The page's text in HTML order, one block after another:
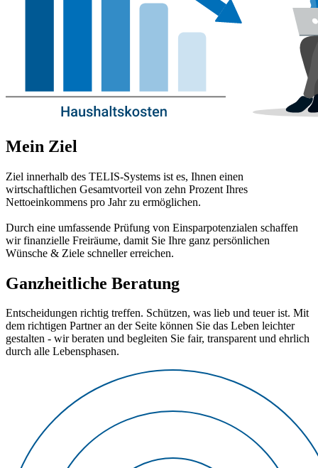
Mein Ziel
Ziel innerhalb des TELIS-Systems ist es, Ihnen einen
wirtschaftlichen Gesamtvorteil von zehn Prozent Ihres
Nettoeinkommens pro Jahr zu ermöglichen.
Durch eine umfassende Prüfung von Einsparpotenzialen schaffen
wir finanzielle Freiräume, damit Sie Ihre ganz persönlichen
Wünsche & Ziele schneller erreichen.
Ganzheitliche Beratung
Entscheidungen richtig treffen. Schützen, was lieb und teuer ist. Mit
dem richtigen Partner an der Seite können Sie das Leben leichter
gestalten - wir beraten und begleiten Sie fair, transparent und ehrlich
durch alle Lebensphasen.